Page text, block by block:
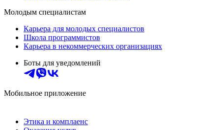
Молодым специалистам
Карьера для молодых специалистов
Школа программистов
Карьера в некоммерческих организациях
Боты для уведомлений
Мобильное приложение
Этика и комплаенс